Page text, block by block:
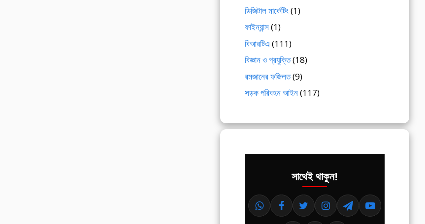
ডিজিটাল মার্কেটিং(1)
ফাইন্যান্স(1)
বিআরটিএ (111)
বিজ্ঞান ও প্রযুক্তি(18)
রমজানের ফজিলত(9)
সড়ক পরিবহন আইন(117)
সাথেই থাকুন!